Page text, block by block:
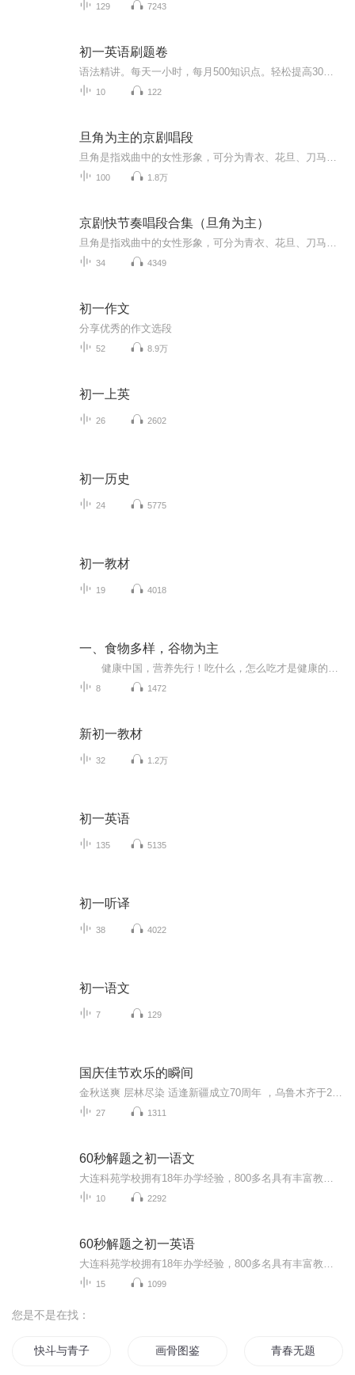
129 7243
初一英语刷题卷
10 122
旦角为主的京剧唱段
100 1.8万
京剧快节奏唱段合集（旦角为主）
34 4349
初一作文
分享优秀的作文选段
52 8.9万
初一上英
26 2602
初一历史
24 5775
初一教材
19 4018
一、食物多样，谷物为主
8 1472
新初一教材
32 1.2万
初一英语
135 5135
初一听译
38 4022
初一语文
7 129
国庆佳节欢乐的瞬间
27 1311
60秒解题之初一语文
10 2292
60秒解题之初一英语
15 1099
您是不是在找：
快斗与青子的情人节 画骨图鉴 青春无题